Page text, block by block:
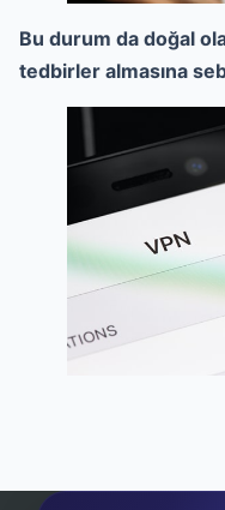
Bu durum da doğal
tedbirler almasına